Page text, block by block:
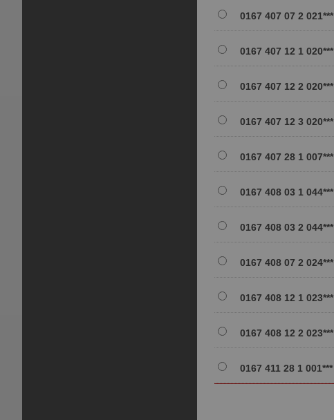
0167 407 07 2 021***
0167 407 12 1 020***
0167 407 12 2 020***
0167 407 12 3 020***
0167 407 28 1 007***
0167 408 03 1 044***
0167 408 03 2 044***
0167 408 07 2 024***
0167 408 12 1 023***
0167 408 12 2 023***
0167 411 28 1 001***